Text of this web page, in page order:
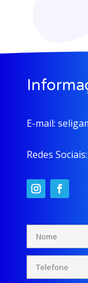
E-mail:
Redes Sociais: